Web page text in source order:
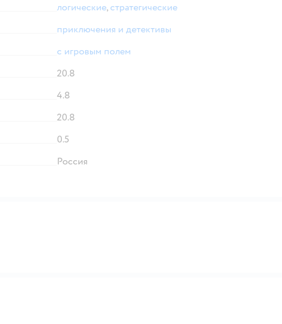
логические, стратегические
приключения и детективы
с игровым полем
20.8
4.8
20.8
0.5
Россия